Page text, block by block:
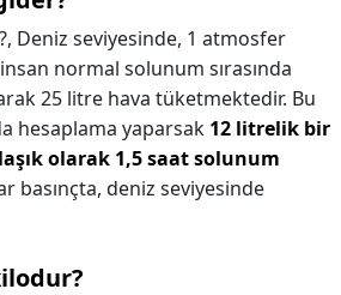
Deniz seviyesinde, 1 atmosfer
normal solunum sırasında
25 litre hava tüketmektedir. Bu
hesaplama yaparsak 12 litrelik bir
olarak 1,5 saat solunum
basınçta, deniz seviyesinde